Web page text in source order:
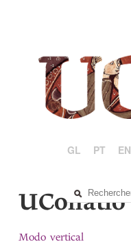
GL PT EN
UCollatio
Modo vertical